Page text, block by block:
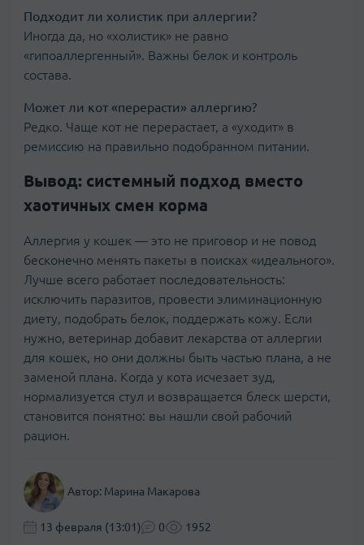
Подходит ли холистик при аллергии?
Иногда да, но «холистик» не равно
«гипоаллергенный». Важны белок и контроль
состава.
Может ли кот «перерасти» аллергию?
Редко. Чаще кот не перерастает, а «уходит» в
ремиссию на правильно подобранном питании.
Вывод: системный подход вместо
хаотичных смен корма
Аллергия у кошек — это не приговор и не повод
бесконечно менять пакеты в поисках «идеального».
Лучше всего работает последовательность:
исключить паразитов, провести элиминационную
диету, подобрать белок, поддержать кожу. Если
нужно, ветеринар добавит лекарства от аллергии
для кошек, но они должны быть частью плана, а не
заменой плана. Когда у кота исчезает зуд,
нормализуется стул и возвращается блеск шерсти,
становится понятно: вы нашли свой рабочий
рацион.
Автор: Марина Макарова
13 февраля (13:01) 0 1952